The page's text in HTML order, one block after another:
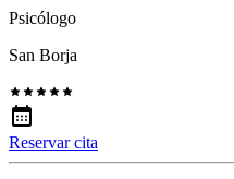
Psicólogo
San Borja
Reservar cita